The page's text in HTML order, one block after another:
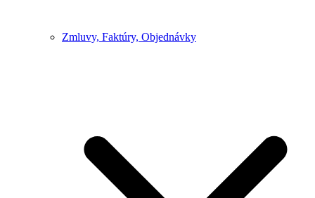
Zmluvy, Faktúry, Objednávky